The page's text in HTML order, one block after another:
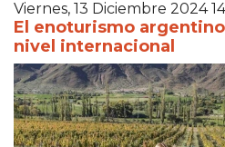
Viernes, 13 Diciembre 2024
El enoturismo
nivel internacional